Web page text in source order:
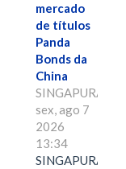
mercado
de títulos
Panda
Bonds da
China
SINGAPURA,
sex, ago 7
2026
13:34
SINGAPURA,